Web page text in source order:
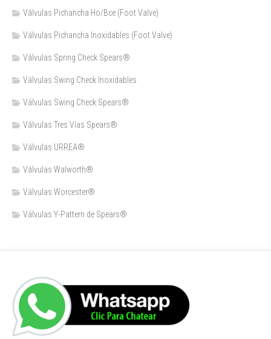
Válvulas Pichancha Ho/Bce (Foot Valve)
Válvulas Pichancha Inoxidables (Foot Valve)
Válvulas Spring Check Spears®
Válvulas Swing Check Inoxidables
Válvulas Swing Check Spears®
Válvulas Tres Vías Spears®
Válvulas URREA®
Válvulas Walworth®
Válvulas Worcester®
Válvulas Y-Pattern de Spears®️